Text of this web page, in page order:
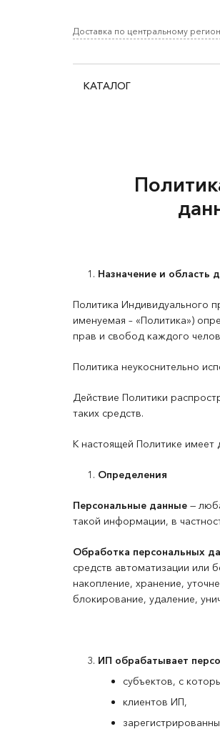
Доставка по центральному
КАТАЛОГ
Назначение и область
Политика Индивидуального
именуемая – «Политика»)
прав и свобод каждого
Политика неукоснительно
Действие Политики
таких средств.
К настоящей Политике имеет
Определения
Персональные данные —
такой информации, в
Обработка персональных
средств автоматизации или
накопление, хранение,
блокирование, удаление,
ИП обрабатывает
субъектов, с
клиентов ИП,